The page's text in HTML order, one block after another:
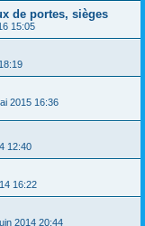
de portes, sièges
15:05
2015 16:36
12:40
16:22
2014 20:44